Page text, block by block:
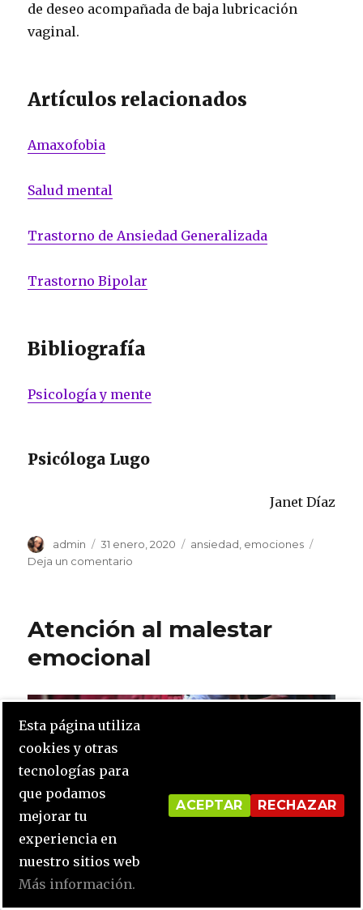
de deseo acompañada de baja lubricación
vaginal.
Artículos relacionados
Amaxofobia
Salud mental
Trastorno de Ansiedad Generalizada
Trastorno Bipolar
Bibliografía
Psicología y mente
Psicóloga Lugo
Janet Díaz
Autor
admin
Publicado
el
31 enero, 2020 Categorías
ansiedad emociones
Deja un comentario
de
ansiedad
Atención al malestar
emocional
Esta página utiliza
cookies y otras
tecnologías para
que podamos
mejorar tu
experiencia en
nuestro sitios web
Más información.
ACEPTAR RECHAZAR